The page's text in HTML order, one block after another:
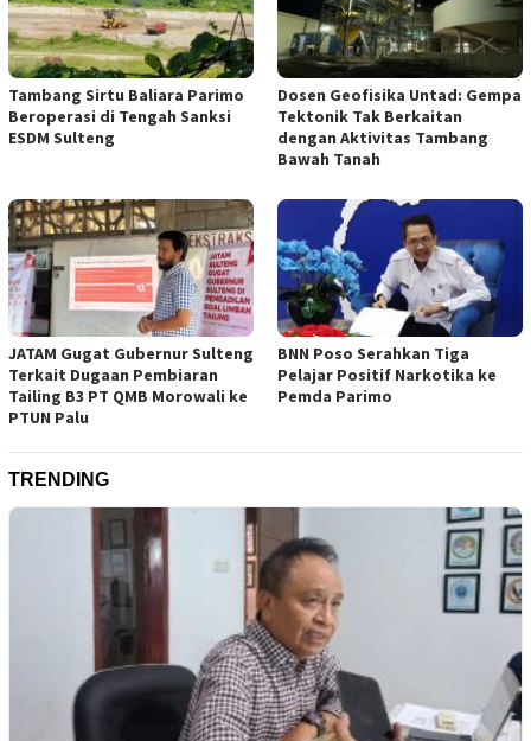
Tambang Sirtu Baliara Parimo
Beroperasi di Tengah Sanksi
ESDM Sulteng
Dosen Geofisika Untad: Gempa
Tektonik Tak Berkaitan
dengan Aktivitas Tambang
Bawah Tanah
JATAM Gugat Gubernur Sulteng
Terkait Dugaan Pembiaran
Tailing B3 PT QMB Morowali ke
PTUN Palu
BNN Poso Serahkan Tiga
Pelajar Positif Narkotika ke
Pemda Parimo
TRENDING